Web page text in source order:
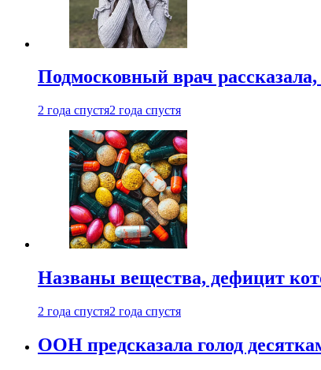
Подмосковный врач
2 года спустя2 года спустя
Названы вещества, дефицит
2 года спустя2 года спустя
ООН предсказала голод